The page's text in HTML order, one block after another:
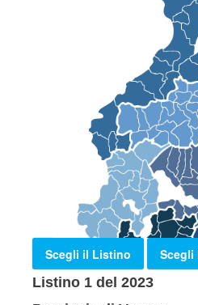
Scegli il Listino
Scegli
Listino 1 del 2023